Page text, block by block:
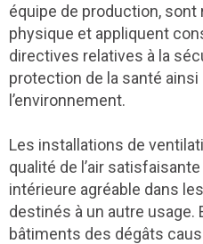
équipe de production,
physique et appliquent
directives relatives à la
protection de la santé ainsi
l’environnement.
Les installations de
qualité de l’air
intérieure agréable dans
destinés à un autre usage.
bâtiments des dégâts